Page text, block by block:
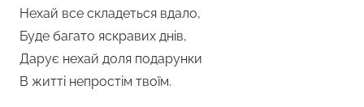
Нехай все складеться вдало,
Буде багато яскравих днів,
Дарує нехай доля подарунки
В житті непростім твоїм.